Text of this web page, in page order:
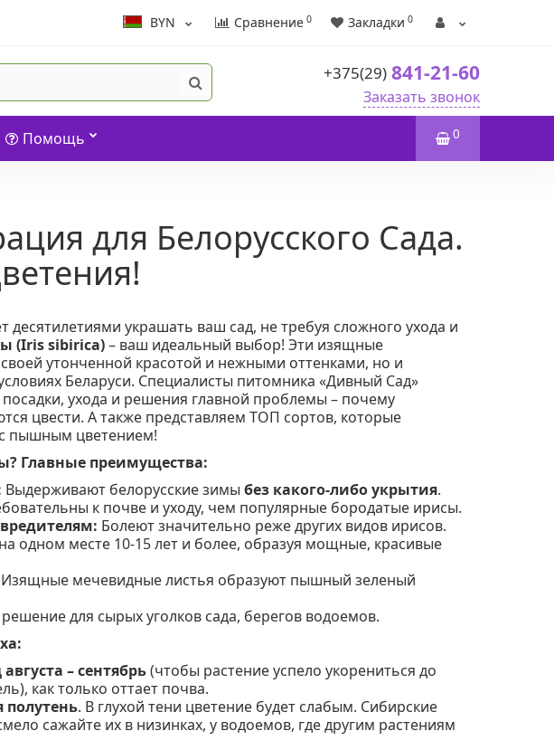
BYN Сравнение 0 Закладки 0
+375(29)841-21-60
Заказать звонок
Помощь 0
для Белорусского Сада.
десятилетиями украшать ваш сад, не требуя сложного ухода и
(Iris sibirica)– ваш идеальный выбор! Эти изящные
утонченной красотой и нежными оттенками, но и
Беларуси. Специалисты питомника «Дивный Сад»
ухода и решения главной проблемы – почему
цвести. А также представляем ТОП сортов, которые
пышным цветением!
Главные преимущества:
Выдерживают белорусские зимыбез какого-либо укрытия.
к почве и уходу, чем популярные бородатые ирисы.
Болеют значительно реже других видов ирисов.
одном месте 10-15 лет и более, образуя мощные, красивые
Изящные мечевидные листья образуют пышный зеленый
для сырых уголков сада, берегов водоемов.
– сентябрь(чтобы растение успело укорениться до
как только оттает почва.
полутень. В глухой тени цветение будет слабым. Сибирские
сажайте их в низинках, у водоемов, где другим растениям